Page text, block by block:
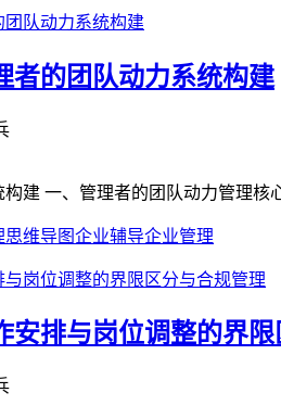
的团队动力系统构建
建 一、管理者的团队动力管理
思维导图企业辅导企业管理
排与岗位调整的界限